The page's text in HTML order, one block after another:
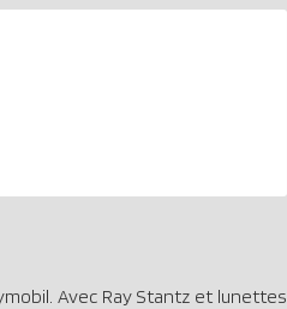
Avec Ray Stantz et lunettes